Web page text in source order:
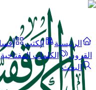
الرئيسية الكتب
القرون
الكلمات المفتاحية
البحث